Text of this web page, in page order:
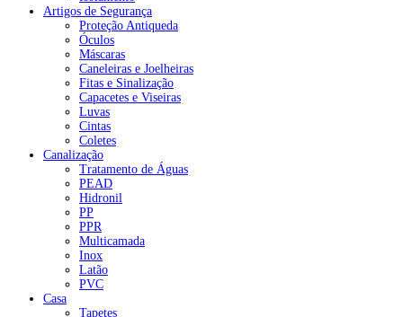
Artigos de Segurança
Proteção Antiqueda
Óculos
Máscaras
Caneleiras e Joelheiras
Fitas e Sinalização
Capacetes e Viseiras
Luvas
Cintas
Coletes
Canalização
Tratamento de Águas
PEAD
Hidronil
PP
PPR
Multicamada
Inox
Latão
PVC
Casa
Tapetes